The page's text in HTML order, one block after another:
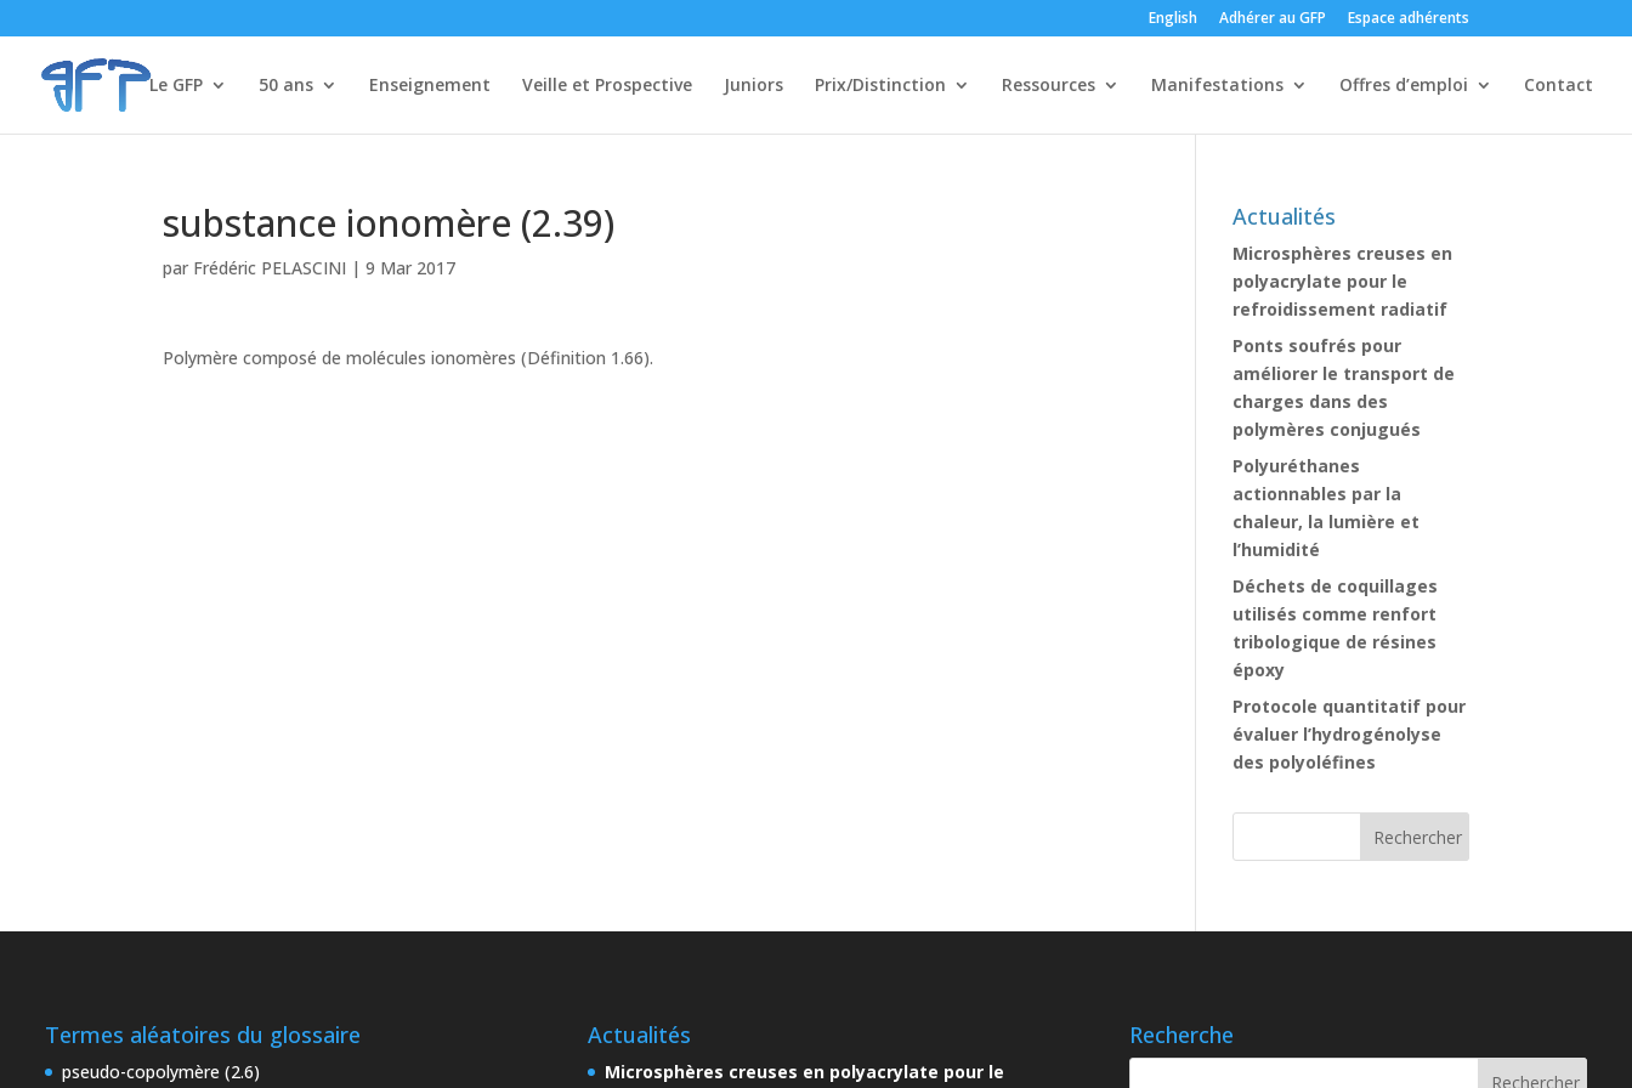
English Adhérer au GFP Espace adhérents
Le GFP 50 ans Enseignement Veille et Prospective Juniors Prix/Distinction Ressources Manifestations Offres d’emploi Contact
substance ionomère (2.39)
par Frédéric PELASCINI |9 Mar 2017
Polymère composé de molécules ionomères (Définition 1.66).
Actualités
Microsphères creuses en
polyacrylate pour le
refroidissement radiatif
Ponts soufrés pour
améliorer le transport de
charges dans des
polymères conjugués
Polyuréthanes
actionnables par la
chaleur, la lumière et
l’humidité
Déchets de coquillages
utilisés comme renfort
tribologique de résines
époxy
Protocole quantitatif pour
évaluer l’hydrogénolyse
des polyoléfines
Termes aléatoires du glossaire
pseudo-copolymère (2.6)
Actualités
Microsphères creuses en polyacrylate pour le
Recherche